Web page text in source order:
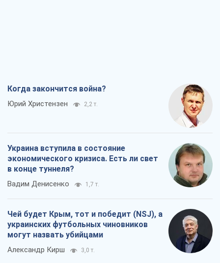
Когда закончится война?
Юрий Христензен 2,2 т.
Украина вступила в состояние
экономического кризиса. Есть ли свет
в конце туннеля?
Вадим Денисенко 1,7 т.
Чей будет Крым, тот и победит (NSJ), а
украинских футбольных чиновников
могут назвать убийцами
Александр Кирш 3,0 т.